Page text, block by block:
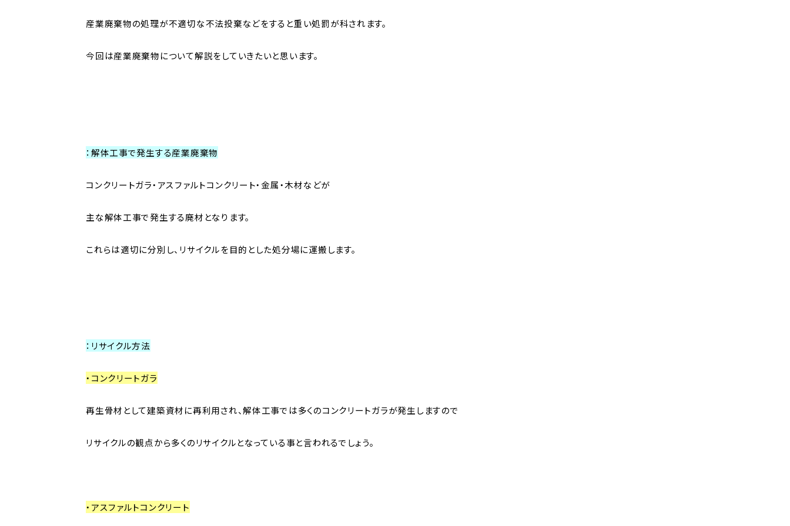
産業廃棄物の処理が不適切な不法投棄などをすると重い処罰が科されます。
今回は産業廃棄物について解説をしていきたいと思います。
：解体工事で発生する産業廃棄物
コンクリートガラ・アスファルトコンクリート・金属・木材などが
主な解体工事で発生する廃材となります。
これらは適切に分別し、リサイクルを目的とした処分場に運搬します。
：リサイクル方法
・コンクリートガラ
再生骨材として建築資材に再利用され、解体工事では多くのコンクリートガラが発生しますので
リサイクルの観点から多くのリサイクルとなっている事と言われるでしょう。
・アスファルトコンクリート